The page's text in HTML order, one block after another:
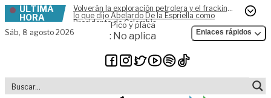
Skip to content
ÚLTIMA
HORA
Volverán la exploración petrolera y el fracking,
lo que dijo Abelardo De la Espriella como
Presidente de Colombia
Sáb, 8 agosto 2026
Pico y placa
: No aplica Enlaces rápidos